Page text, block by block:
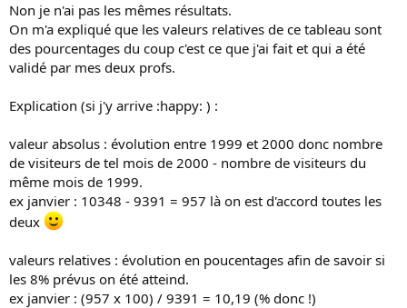
Non je n'ai pas les mêmes résultats.
On m'a expliqué que les valeurs relatives de ce tableau sont
des pourcentages du coup c'est ce que j'ai fait et qui a été
validé par mes deux profs.
Explication (si j'y arrive :happy: ) :
valeur absolus : évolution entre 1999 et 2000 donc nombre
de visiteurs de tel mois de 2000 - nombre de visiteurs du
même mois de 1999.
ex janvier : 10348 - 9391 = 957 là on est d'accord toutes les
deux
valeurs relatives : évolution en poucentages afin de savoir si
les 8% prévus on été atteind.
ex janvier : (957 x 100) / 9391 = 10,19 (% donc !)